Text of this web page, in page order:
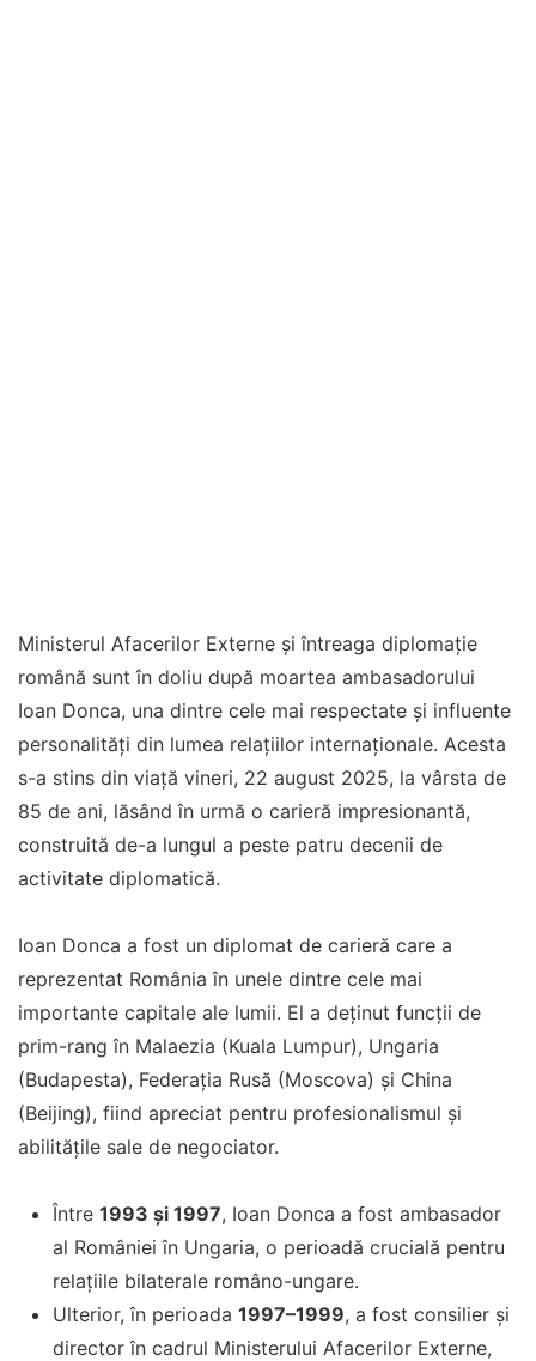
Ministerul Afacerilor Externe și întreaga diplomație
română sunt în doliu după moartea ambasadorului
Ioan Donca, una dintre cele mai respectate și influente
personalități din lumea relațiilor internaționale. Acesta
s-a stins din viață vineri, 22 august 2025, la vârsta de
85 de ani, lăsând în urmă o carieră impresionantă,
construită de-a lungul a peste patru decenii de
activitate diplomatică.
Ioan Donca a fost un diplomat de carieră care a
reprezentat România în unele dintre cele mai
importante capitale ale lumii. El a deținut funcții de
prim-rang în Malaezia (Kuala Lumpur), Ungaria
(Budapesta), Federația Rusă (Moscova) și China
(Beijing), fiind apreciat pentru profesionalismul și
abilitățile sale de negociator.
Între 1993 și 1997, Ioan Donca a fost ambasador
al României în Ungaria, o perioadă crucială pentru
relațiile bilaterale româno-ungare.
Ulterior, în perioada 1997–1999, a fost consilier și
director în cadrul Ministerului Afacerilor Externe,